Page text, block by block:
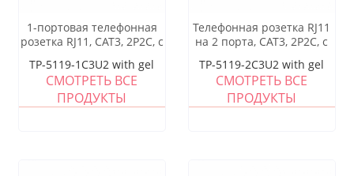
1-портовая телефонная
розетка RJ11, CAT3, 2P2C, с
TP-5119-1C3U2 with gel
СМОТРЕТЬ ВСЕ
ПРОДУКТЫ
Телефонная розетка RJ11
на 2 порта, CAT3, 2P2C, с
TP-5119-2C3U2 with gel
СМОТРЕТЬ ВСЕ
ПРОДУКТЫ